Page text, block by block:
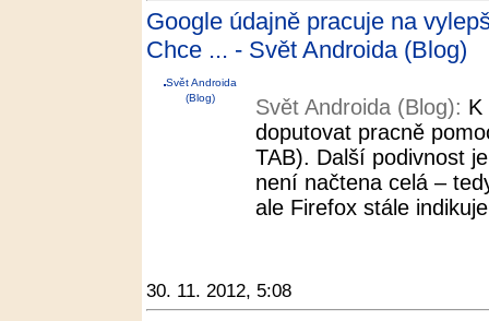
Google údajně pracuje na
Chce ... - Svět Androida (Blog)
Svět Androida
(Blog)
Svět Androida (Blog): K
doputovat pracně
TAB). Další podivnost
není načtena celá –
ale Firefox stále
30. 11. 2012, 5:08